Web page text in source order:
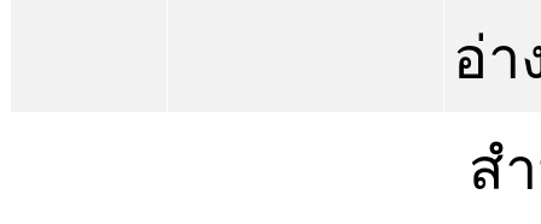
อ่า
ส